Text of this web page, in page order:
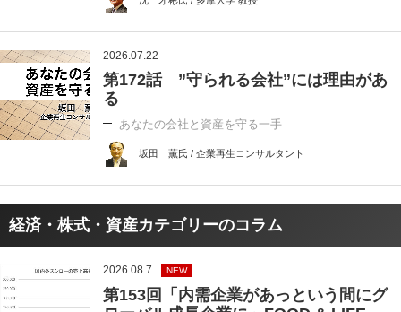
2026.07.22
第172話 ”守られる会社”には理由があ
る
あなたの会社と資産を守る一手
坂田 薫氏 / 企業再生コンサルタント
経済・株式・資産カテゴリーのコラム
2026.08.7 NEW
第153回「内需企業があっという間にグ